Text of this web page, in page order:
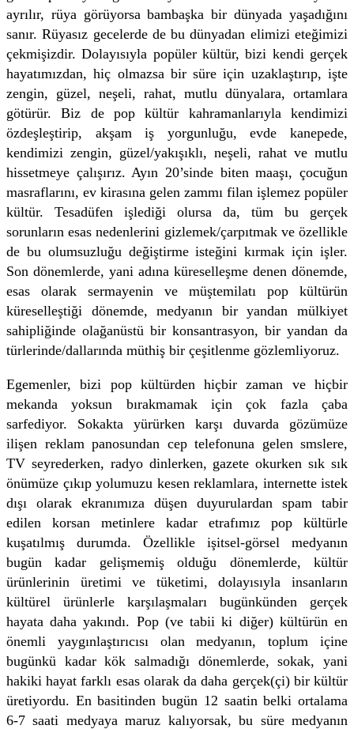
ayrılır, rüya görüyorsa bambaşka bir dünyada yaşadığını
sanır. Rüyasız gecelerde de bu dünyadan elimizi eteğimizi
çekmişizdir. Dolayısıyla popüler kültür, bizi kendi gerçek
hayatımızdan, hiç olmazsa bir süre için uzaklaştırıp, işte
zengin, güzel, neşeli, rahat, mutlu dünyalara, ortamlara
götürür. Biz de pop kültür kahramanlarıyla kendimizi
özdeşleştirip, akşam iş yorgunluğu, evde kanepede,
kendimizi zengin, güzel/yakışıklı, neşeli, rahat ve mutlu
hissetmeye çalışırız. Ayın 20’sinde biten maaşı, çocuğun
masraflarını, ev kirasına gelen zammı filan işlemez popüler
kültür. Tesadüfen işlediği olursa da, tüm bu gerçek
sorunların esas nedenlerini gizlemek/çarpıtmak ve özellikle
de bu olumsuzluğu değiştirme isteğini kırmak için işler.
Son dönemlerde, yani adına küreselleşme denen dönemde,
esas olarak sermayenin ve müştemilatı pop kültürün
küreselleştiği dönemde, medyanın bir yandan mülkiyet
sahipliğinde olağanüstü bir konsantrasyon, bir yandan da
türlerinde/dallarında müthiş bir çeşitlenme gözlemliyoruz.
Egemenler, bizi pop kültürden hiçbir zaman ve hiçbir
mekanda yoksun bırakmamak için çok fazla çaba
sarfediyor. Sokakta yürürken karşı duvarda gözümüze
ilişen reklam panosundan cep telefonuna gelen smslere,
TV seyrederken, radyo dinlerken, gazete okurken sık sık
önümüze çıkıp yolumuzu kesen reklamlara, internette istek
dışı olarak ekranımıza düşen duyurulardan spam tabir
edilen korsan metinlere kadar etrafımız pop kültürle
kuşatılmış durumda. Özellikle işitsel-görsel medyanın
bugün kadar gelişmemiş olduğu dönemlerde, kültür
ürünlerinin üretimi ve tüketimi, dolayısıyla insanların
kültürel ürünlerle karşılaşmaları bugünkünden gerçek
hayata daha yakındı. Pop (ve tabii ki diğer) kültürün en
önemli yaygınlaştırıcısı olan medyanın, toplum içine
bugünkü kadar kök salmadığı dönemlerde, sokak, yani
hakiki hayat farklı esas olarak da daha gerçek(çi) bir kültür
üretiyordu. En basitinden bugün 12 saatin belki ortalama
6-7 saati medyaya maruz kalıyorsak, bu süre medyanın